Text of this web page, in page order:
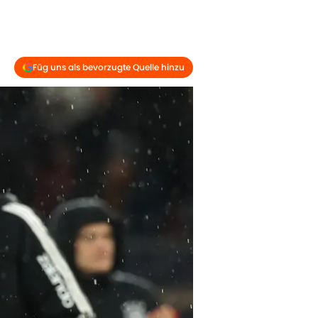
Füg uns als bevorzugte Quelle hinzu